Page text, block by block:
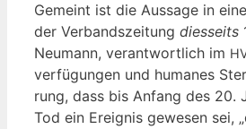
Gemeint ist die Aus­sa­ge in
der Ver­bands­zei­tung dies­seits
Neu­mann, ver­ant­wort­lich im
ver­fü­gun­gen und huma­nes
rung, dass bis Anfang des 20.
Tod ein Ereig­nis gewe­sen sei,